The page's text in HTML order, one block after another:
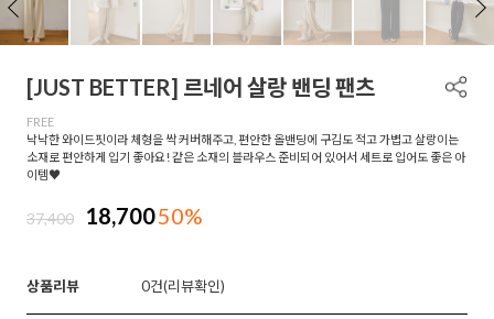
[JUST BETTER] 르네어 살랑 밴딩 팬츠
FREE
낙낙한 와이드핏이라 체형을 싹 커버해주고, 편안한 올밴딩에 구김도 적고 가볍고 살랑이는
소재로 편안하게 입기 좋아요! 같은 소재의 블라우스 준비되어 있어서 세트로 입어도 좋은 아
이템♥
37,400 18,70050%
상품리뷰 0